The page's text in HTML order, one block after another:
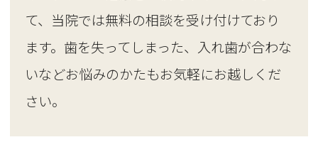
て、当院では無料の相談を受け付けており
ます。歯を失ってしまった、入れ歯が合わな
いなどお悩みのかたもお気軽にお越しくだ
さい。